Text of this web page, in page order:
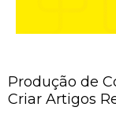
Produção de
Criar Artigos